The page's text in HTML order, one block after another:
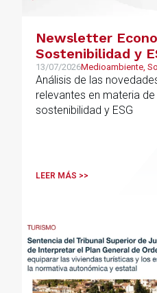
Newsletter
Sostenibilidad y
13/07/2026Medioambiente,
Análisis de las
relevantes en materia
sostenibilidad y ESG
LEER MÁS >>